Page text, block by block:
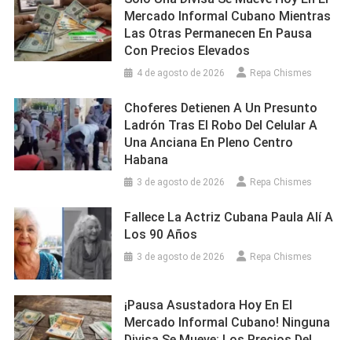
Mercado Informal Cubano Mientras
Las Otras Permanecen En Pausa
Con Precios Elevados
4 de agosto de 2026 Repa Chismes
Choferes Detienen A Un Presunto
Ladrón Tras El Robo Del Celular A
Una Anciana En Pleno Centro
Habana
3 de agosto de 2026 Repa Chismes
Fallece La Actriz Cubana Paula Alí A
Los 90 Años
3 de agosto de 2026 Repa Chismes
¡Pausa Asustadora Hoy En El
Mercado Informal Cubano! Ninguna